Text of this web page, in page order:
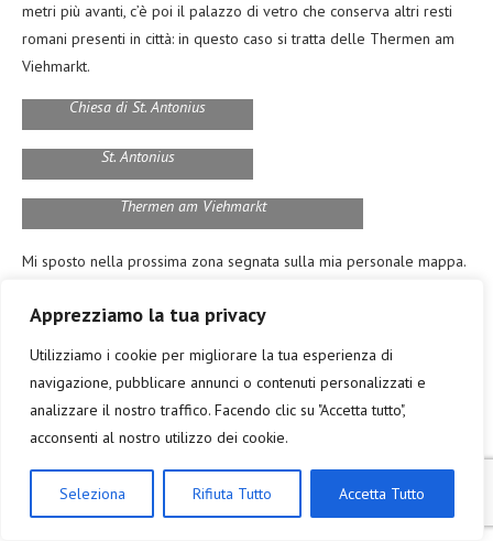
Apprezziamo la tua privacy
Utilizziamo i cookie per migliorare la tua esperienza di
navigazione, pubblicare annunci o contenuti personalizzati e
analizzare il nostro traffico. Facendo clic su "Accetta tutto",
acconsenti al nostro utilizzo dei cookie.
Seleziona Rifiuta Tutto Accetta Tutto
metri più avanti, c’è poi il palazzo di vetro che conserva altri resti
romani presenti in città: in questo caso si tratta delle Thermen am
Viehmarkt.
Chiesa di St. Antonius
Fontana di fronte alla Chiesa di
St. Antonius
Thermen am Viehmarkt
Mi sposto nella prossima zona segnata sulla mia personale mappa.
acqua) che lascio interpretare a voi (niente zozzerie…per favore):
Fontana ambigua